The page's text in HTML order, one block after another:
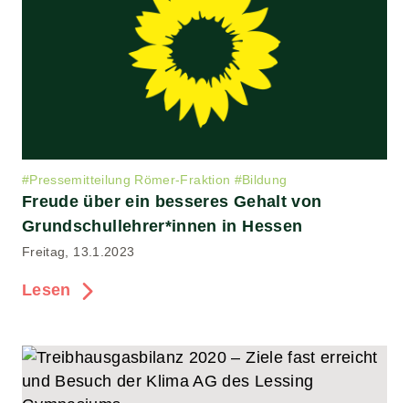
#Pressemitteilung Römer-Fraktion #Bildung
Freude über ein besseres Gehalt von
Grundschullehrer*innen in Hessen
Freitag, 13.1.2023
Lesen